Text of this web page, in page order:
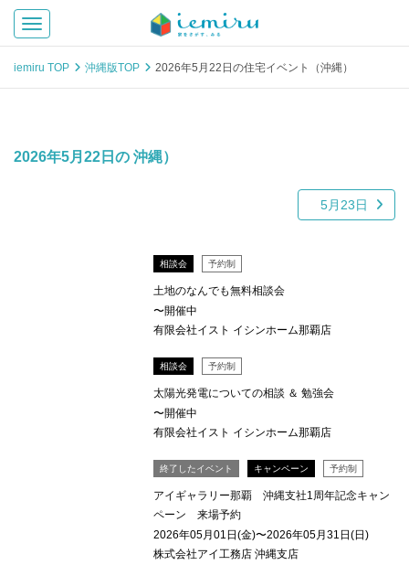
Toggle navigation
iemiru TOP 沖縄版TOP 2026年5月22日の住宅イベント（沖縄）
2026年5月22日の 沖縄）
5月23日
相談会 予約制
土地のなんでも無料相談会
〜開催中
有限会社イスト イシンホーム那覇店
相談会 予約制
太陽光発電についての相談 ＆ 勉強会
〜開催中
有限会社イスト イシンホーム那覇店
終了したイベント キャンペーン 予約制
アイギャラリー那覇 沖縄支社1周年記念キャン
ペーン 来場予約
2026年05月01日(金)〜2026年05月31日(日)
株式会社アイ工務店 沖縄支店